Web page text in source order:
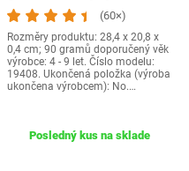
& Doug…
(60×)
Rozměry produktu: 28,4 x 20,8 x
0,4 cm; 90 gramů doporučený věk
výrobce: 4 - 9 let. Číslo modelu:
19408. Ukončená položka (výroba
ukončena výrobcem): No.…
Posledný kus na sklade